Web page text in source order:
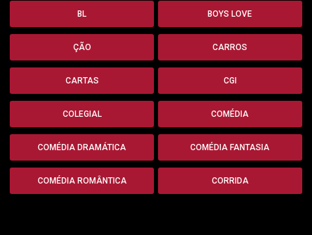
BL BOYS LOVE
ÇÃO CARROS
CARTAS CGI
COLEGIAL COMÉDIA
COMÉDIA DRAMÁTICA COMÉDIA FANTASIA
COMÉDIA ROMÂNTICA CORRIDA